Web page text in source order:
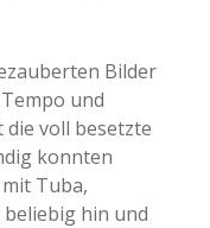
Bilder
und
voll besetzte
konnten
Tuba,
beliebig hin und